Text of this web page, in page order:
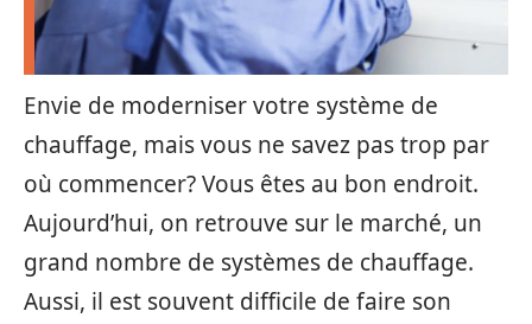
Envie de moderniser votre système de
chauffage, mais vous ne savez pas trop par
où commencer? Vous êtes au bon endroit.
Aujourd’hui, on retrouve sur le marché, un
grand nombre de systèmes de chauffage.
Aussi, il est souvent difficile de faire son